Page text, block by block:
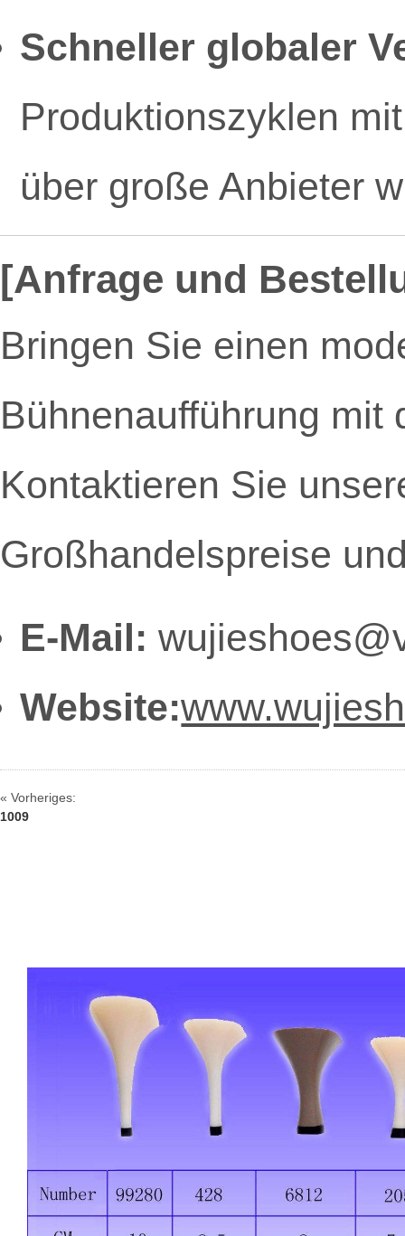
Schneller globaler
Produktionszyklen
über große Anbieter
[Anfrage und
Bringen Sie einen
Bühnenaufführung mit
Kontaktieren Sie
Großhandelspreise
E-Mail:
Website:
« Vorheriges:
1009